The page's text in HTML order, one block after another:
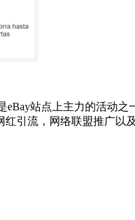
站点上主力的活动之
红引流，网络联盟推广